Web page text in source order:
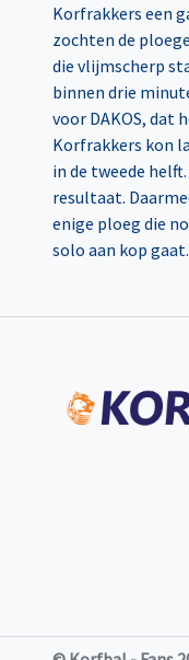
Korfrakkers een
zochten de
die vlijmscherp
binnen drie
voor DAKOS, dat
Korfrakkers kon
in de tweede
resultaat.
enige ploeg die
solo aan kop gaat.